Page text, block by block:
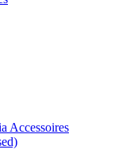
Accessoires